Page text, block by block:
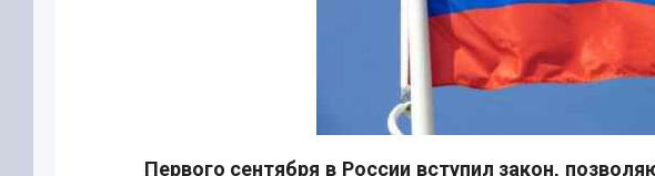
Первого сентября в России вступил закон,